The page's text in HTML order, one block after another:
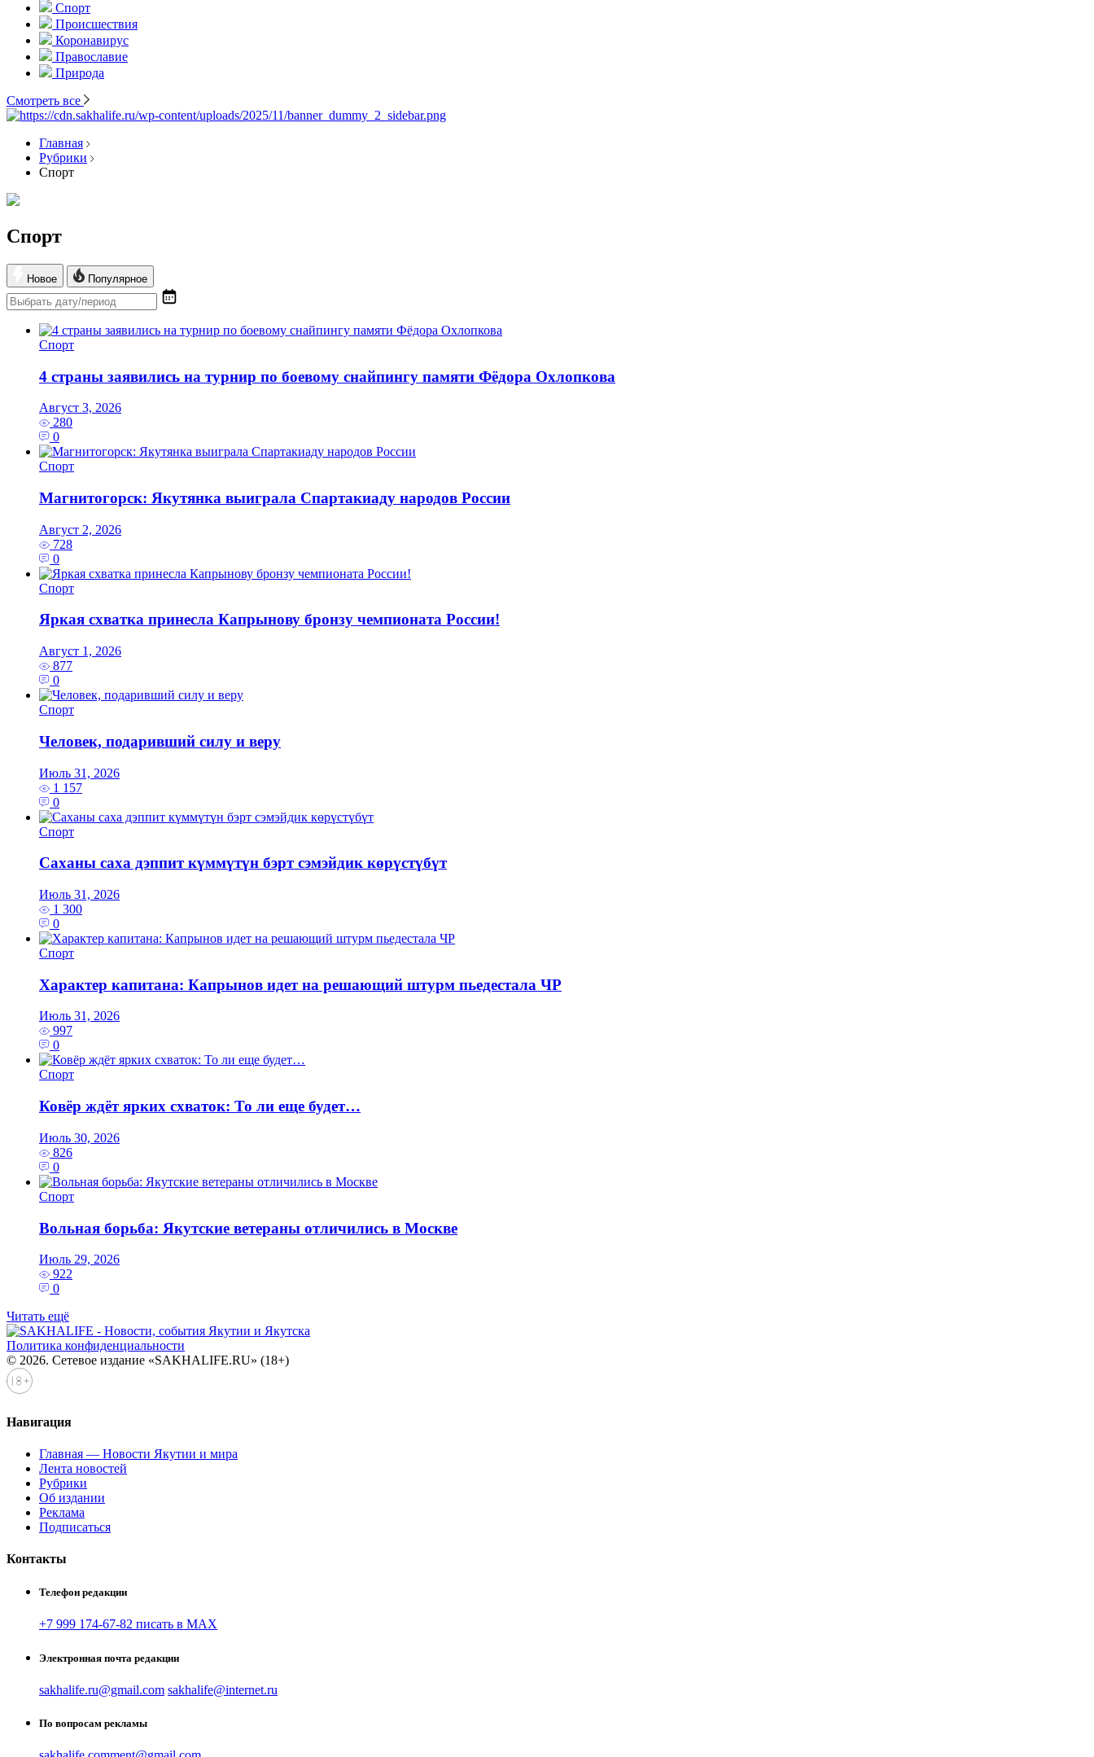
Спорт
Происшествия
Коронавирус
Православие
Природа
Смотреть все
Главная
Рубрики
Спорт
Спорт
Новое Популярное
Спорт
4 страны заявились на турнир по боевому снайпингу памяти Фёдора Охлопкова
Август 3, 2026
280
0
Спорт
Магнитогорск: Якутянка выиграла Спартакиаду народов России
Август 2, 2026
728
0
Спорт
Яркая схватка принесла Капрынову бронзу чемпионата России!
Август 1, 2026
877
0
Спорт
Человек, подаривший силу и веру
Июль 31, 2026
1 157
0
Спорт
Саханы саха дэппит күммүтүн бэрт сэмэйдик көрүстүбүт
Июль 31, 2026
1 300
0
Спорт
Характер капитана: Капрынов идет на решающий штурм пьедестала ЧР
Июль 31, 2026
997
0
Спорт
Ковёр ждёт ярких схваток: То ли еще будет…
Июль 30, 2026
826
0
Спорт
Вольная борьба: Якутские ветераны отличились в Москве
Июль 29, 2026
922
0
Читать ещё
Политика конфиденциальности
© 2026. Сетевое издание «SAKHALIFE.RU» (18+)
Навигация
Главная — Новости Якутии и мира
Лента новостей
Рубрики
Об издании
Реклама
Подписаться
Контакты
Телефон редакции
+7 999 174-67-82 писать в MAX
Электронная почта редакции
sakhalife.ru@gmail.com sakhalife@internet.ru
По вопросам рекламы